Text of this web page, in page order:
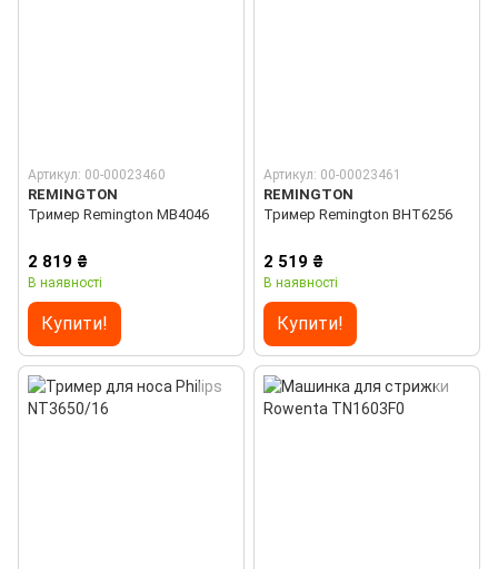
Артикул: 00-00023460
REMINGTON
Тример Remington MB4046
2 819 ₴
В наявності
Купити!
Артикул: 00-00023461
REMINGTON
Тример Remington BHT6256
2 519 ₴
В наявності
Купити!